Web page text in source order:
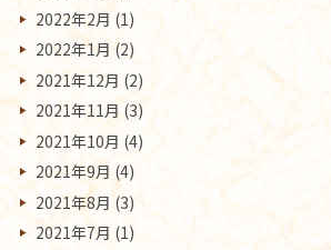
2022年2月 (1)
2022年1月 (2)
2021年12月 (2)
2021年11月 (3)
2021年10月 (4)
2021年9月 (4)
2021年8月 (3)
2021年7月 (1)